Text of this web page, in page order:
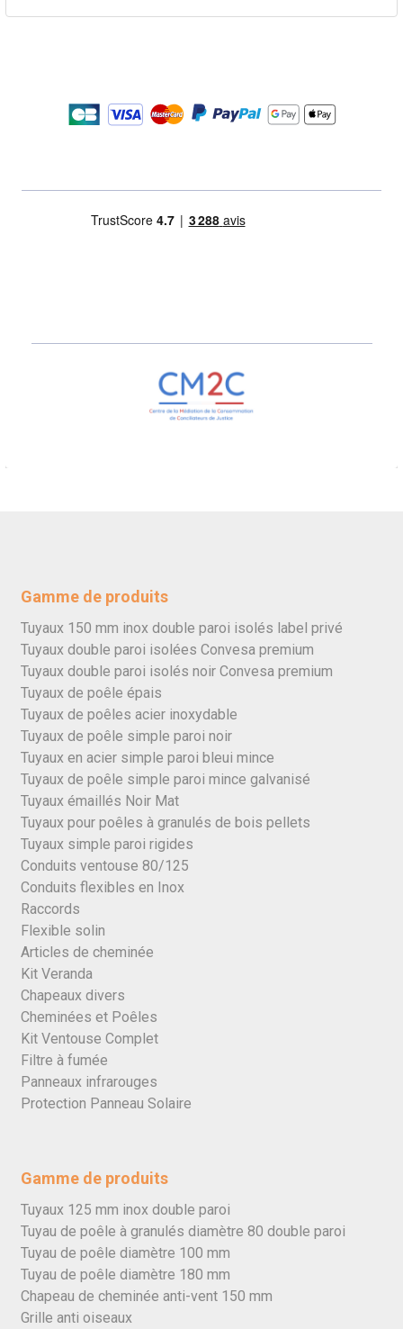
Gamme de produits
Tuyaux 150 mm inox double paroi isolés label privé
Tuyaux double paroi isolées Convesa premium
Tuyaux double paroi isolés noir Convesa premium
Tuyaux de poêle épais
Tuyaux de poêles acier inoxydable
Tuyaux de poêle simple paroi noir
Tuyaux en acier simple paroi bleui mince
Tuyaux de poêle simple paroi mince galvanisé
Tuyaux émaillés Noir Mat
Tuyaux pour poêles à granulés de bois pellets
Tuyaux simple paroi rigides
Conduits ventouse 80/125
Conduits flexibles en Inox
Raccords
Flexible solin
Articles de cheminée
Kit Veranda
Chapeaux divers
Cheminées et Poêles
Kit Ventouse Complet
Filtre à fumée
Panneaux infrarouges
Protection Panneau Solaire
Gamme de produits
Tuyaux 125 mm inox double paroi
Tuyau de poêle à granulés diamètre 80 double paroi
Tuyau de poêle diamètre 100 mm
Tuyau de poêle diamètre 180 mm
Chapeau de cheminée anti-vent 150 mm
Grille anti oiseaux